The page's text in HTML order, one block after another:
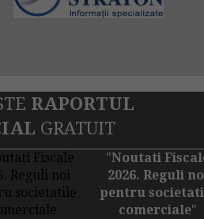
RAPORTUL
GRATUIT
"Noutati
2026. Reguli
pentru
comerciale"